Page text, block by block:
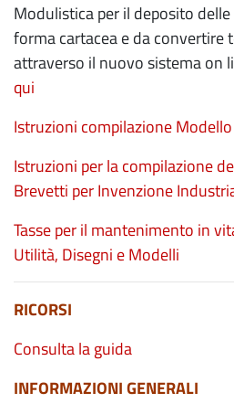
Modulistica per il deposito
forma cartacea e da convertire
attraverso il nuovo sistema on
qui
Istruzioni compilazione
Istruzioni per la compilazione
Brevetti per Invenzione
Tasse per il mantenimento in
Utilità, Disegni e Modelli
RICORSI
Consulta la guida
INFORMAZIONI GENERALI